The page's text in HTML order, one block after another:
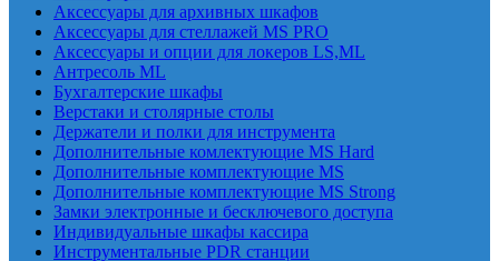
Аксессуары для архивных шкафов
Аксессуары для стеллажей MS PRO
Аксессуары и опции для локеров LS,ML
Антресоль ML
Бухгалтерские шкафы
Верстаки и столярные столы
Держатели и полки для инструмента
Дополнительные комлектующие MS Hard
Дополнительные комплектующие MS
Дополнительные комплектующие MS Strong
Замки электронные и бесключевого доступа
Индивидуальные шкафы кассира
Инструментальные PDR станции